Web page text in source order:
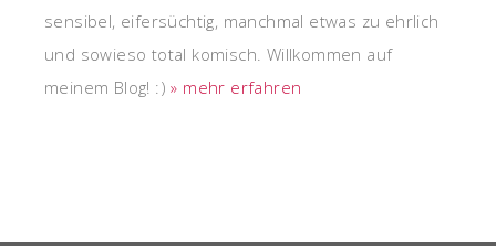
sensibel, eifersüchtig, manchmal etwas zu ehrlich
und sowieso total komisch. Willkommen auf
meinem Blog! :)» mehr erfahren